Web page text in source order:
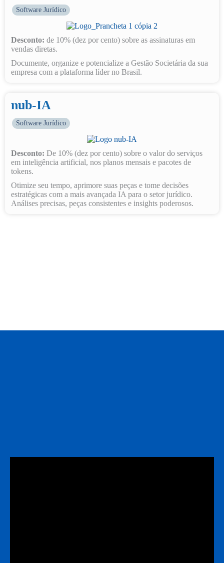
Software Jurídico
Desconto: de 10% (dez por cento) sobre as assinaturas em
vendas diretas.
Documente, organize e potencialize a Gestão Societária da sua
empresa com a plataforma líder no Brasil.
nub-IA
Software Jurídico
Desconto: De 10% (dez por cento) sobre o valor do serviços
em inteligência artificial, nos planos mensais e pacotes de
tokens.
Otimize seu tempo, aprimore suas peças e tome decisões
estratégicas com a mais avançada IA para o setor jurídico.
Análises precisas, peças consistentes e insights poderosos.